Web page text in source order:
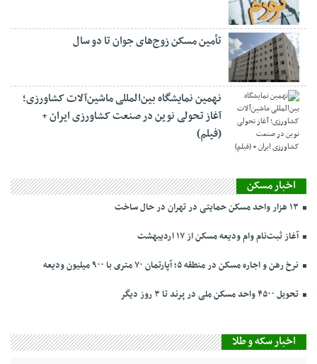
تأمین مسکن زوج‌های جوان تا دو سال
نهمین نمایشگاه بین‌المللی ماشین‌آلات کشاورزی؛
آغاز تحولی نوین در صنعت کشاورزی ایران +
(فیلم)
اخبار مسکن
آغاز ثبت‌نام وام ودیعه مسکن از ۱۷ اردیبهشت
نرخ‌ رهن و اجاره مسکن در منطقه ۵؛ آپارتمان ۷۰ متری با ۹۰۰ میلیون ودیعه
تحویل ۴۵۰۰ واحد مسکن ملی در پرند تا ۳ روز دیگر
اخبار سکه و طلا